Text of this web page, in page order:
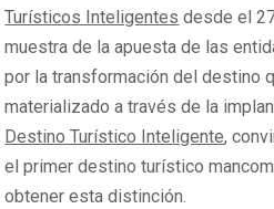
Turísticos Inteligentes desde el
muestra de la apuesta de las
por la transformación del destino
materializado a través de la
Destino Turístico Inteligente,
el primer destino turístico
obtener esta distinción.